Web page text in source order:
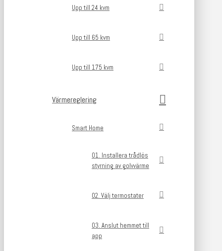
Upp till 24 kvm
Upp till 65 kvm
Upp till 175 kvm
Värmereglering
Smart Home
01. Installera trådlös
styrning av golvvärme
02. Välj termostater
03. Anslut hemmet till
app